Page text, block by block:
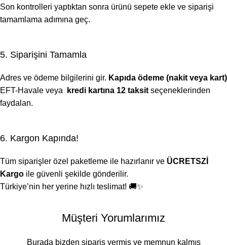
Son kontrolleri yaptıktan sonra ürünü sepete ekle ve siparişi
tamamlama adımına geç.
5. Siparişini Tamamla
Adres ve ödeme bilgilerini gir. Kapıda ödeme (nakit veya kart)
EFT-Havale veya
kredi kartına 12 taksit seçeneklerinden
faydalan.
6. Kargon Kapında!
Tüm siparişler özel paketleme ile hazırlanır ve ÜCRETSZİ
Kargo ile güvenli şekilde gönderilir.
Türkiye’nin her yerine hızlı teslimat! 🚚✨
Müşteri Yorumlarımız
Burada bizden sipariş vermiş ve memnun kalmış